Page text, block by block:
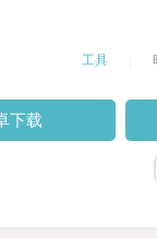
工具
下载